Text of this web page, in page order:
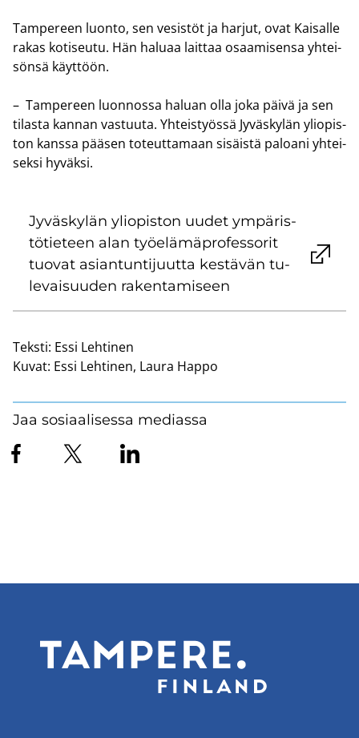
Tam­pe­reen luon­to, sen ve­sis­töt ja har­jut, ovat Kai­sal­le
rakas ko­ti­seu­tu. Hän ha­lu­aa lait­taa osaa­mi­sen­sa yh­tei­
sön­sä käyt­töön.
– Tam­pe­reen luon­nos­sa ha­luan olla joka päivä ja sen
ti­las­ta kan­nan vas­tuu­ta. Yh­teis­työs­sä Jy­väs­ky­län yli­opis­
ton kans­sa pää­sen to­teut­ta­maan si­säis­tä pa­loa­ni yh­tei­
sek­si hy­väk­si.
Jy­väs­ky­län yli­opis­ton uudet ym­pä­ris­
tö­tie­teen alan työ­elä­mä­pro­fes­so­rit
tuo­vat asian­tun­ti­juut­ta kes­tä­vän tu­
le­vai­suu­den ra­ken­ta­mi­seen
Teksti: Essi Lehtinen
Kuvat: Essi Lehtinen, Laura Happo
Jaa sosiaalisessa mediassa